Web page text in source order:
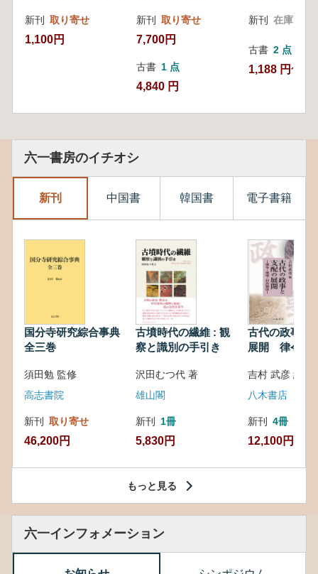
新刊 取り寄せ
1,100円
新刊 取り寄せ
7,700円
古書 1 点
4,840 円
新刊 在庫なし
古書 2 点
1,188 円~
六一書房のイチオシ
新刊 中国書 韓国書 電子書籍
国分寺研究綜合事典
全三巻
須田勉 監修
高志書院
新刊 取り寄せ
46,200円
古墳時代の繊維 : 観
察と識別の手引き
沢田むつ代 著
雄山閣
新刊 1冊
5,830円
古代の政事と
展開 律令・
吉村 武彦 編集
八木書店
新刊 4冊
12,100円
もっと見る
六一インフォメーション